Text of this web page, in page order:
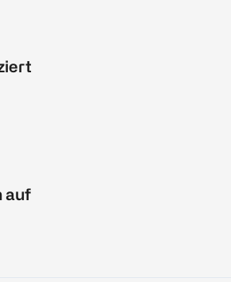
auf